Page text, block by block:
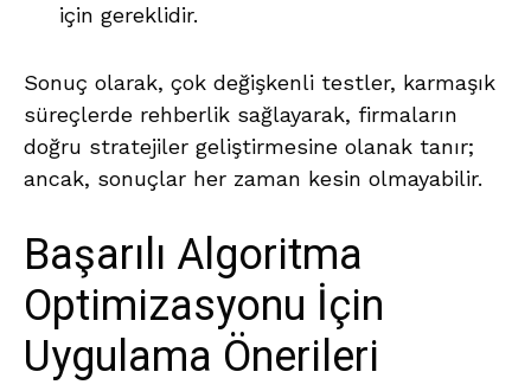
için gereklidir.
Sonuç olarak, çok değişkenli testler, karmaşık
süreçlerde rehberlik sağlayarak, firmaların
doğru stratejiler geliştirmesine olanak tanır;
ancak, sonuçlar her zaman kesin olmayabilir.
Başarılı Algoritma
Optimizasyonu İçin
Uygulama Önerileri